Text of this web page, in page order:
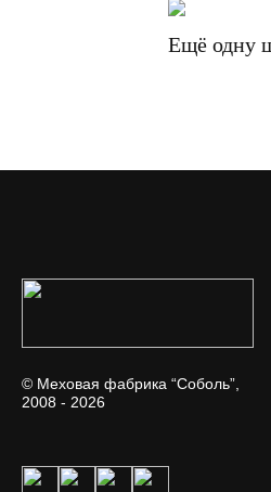
Ещё одну
© Меховая фабрика “Соболь”,
2008 - 2026